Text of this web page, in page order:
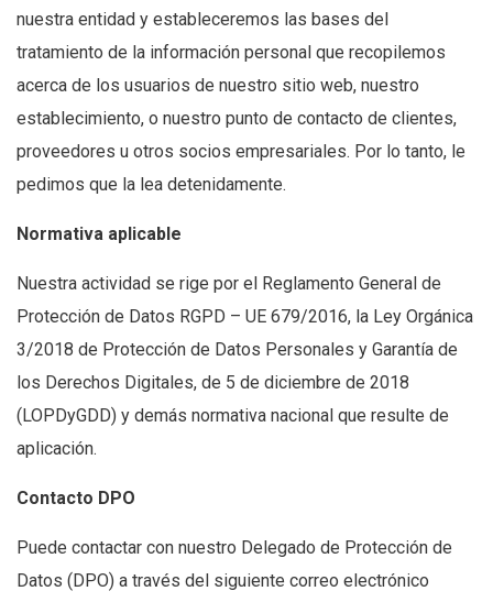
nuestra entidad y estableceremos las bases del
tratamiento de la información personal que recopilemos
acerca de los usuarios de nuestro sitio web, nuestro
establecimiento, o nuestro punto de contacto de clientes,
proveedores u otros socios empresariales. Por lo tanto, le
pedimos que la lea detenidamente.
Normativa aplicable
Nuestra actividad se rige por el Reglamento General de
Protección de Datos RGPD – UE 679/2016, la Ley Orgánica
3/2018 de Protección de Datos Personales y Garantía de
los Derechos Digitales, de 5 de diciembre de 2018
(LOPDyGDD) y demás normativa nacional que resulte de
aplicación.
Contacto DPO
Puede contactar con nuestro Delegado de Protección de
Datos (DPO) a través del siguiente correo electrónico